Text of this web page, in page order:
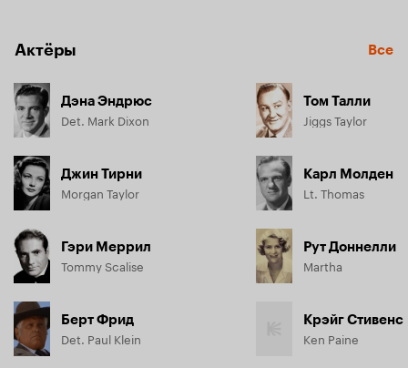
Актёры Все
Дэна Эндрюс
Det. Mark Dixon
Джин Тирни
Morgan Taylor
Гэри Меррил
Tommy Scalise
Берт Фрид
Det. Paul Klein
Том Талли
Jiggs Taylor
Карл Молден
Lt. Thomas
Рут Доннелли
Martha
Крэйг Стивенс
Ken Paine